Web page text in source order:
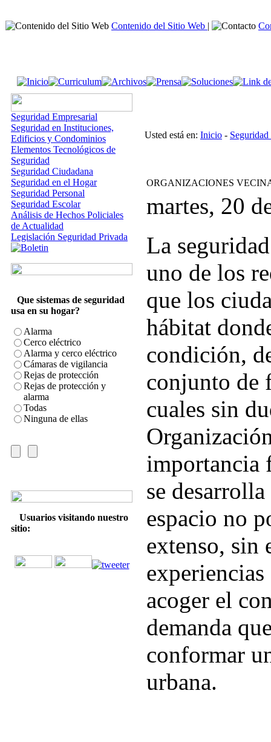
Contenido del Sitio Web |
Seguridad Empresarial
Seguridad en Instituciones,
Edificios y Condominios
Elementos Tecnológicos de
Seguridad
Seguridad Ciudadana
Seguridad en el Hogar
Seguridad Personal
Seguridad Escolar
Análisis de Hechos Policiales
de Actualidad
Legislación Seguridad Privada
Que sistemas de seguridad
usa en su hogar?
Alarma
Cerco eléctrico
Alarma y cerco eléctrico
Cámaras de vigilancia
Rejas de protección
Rejas de protección y
alarma
Todas
Ninguna de ellas
Usuarios visitando nuestro
sitio:
Usted está en: Inicio -
ORGANIZACIONES
martes, 20
La
uno de los
que los
hábitat
condición,
conjunto de
cuales sin
importancia
se
espacio no
extenso, sin
experiencias
acoger el
demanda
conformar
urbana.